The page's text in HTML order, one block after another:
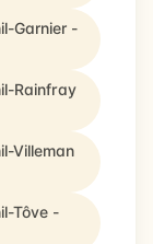
Garnier -
Rainfray
Villeman
Tôve -